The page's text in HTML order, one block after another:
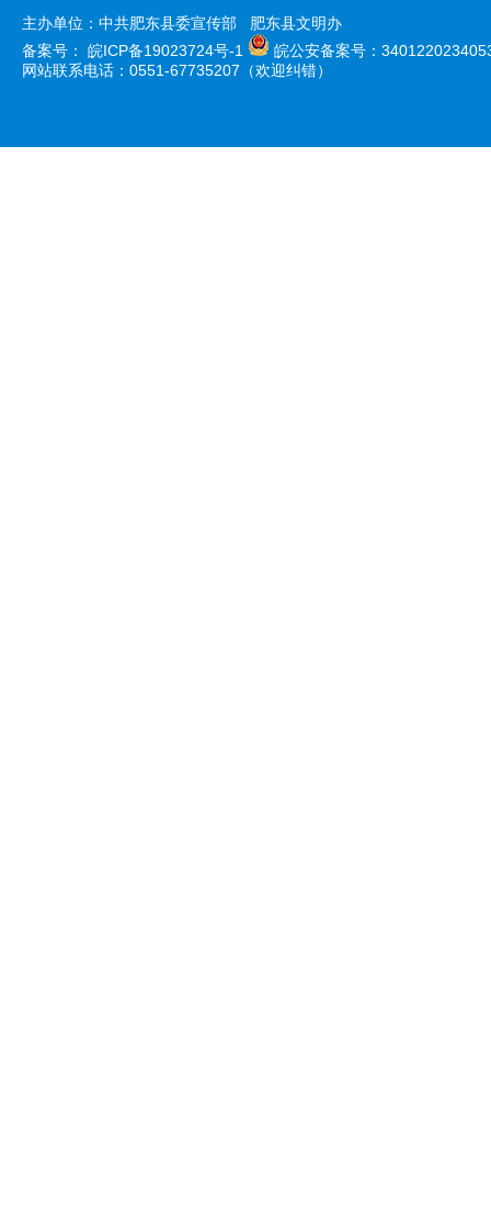
主办单位：中共肥东县委宣传部 肥东县文明办
备案号： 皖ICP备19023724号-1
皖公安备案号：
网站联系电话：0551-67735207（欢迎纠错）